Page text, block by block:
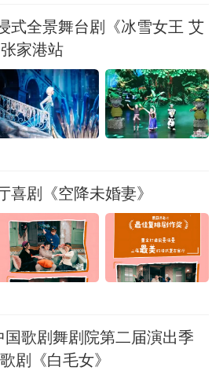
式全景舞台剧《冰雪女王 艾
家港站
喜剧《空降未婚妻》
歌剧舞剧院第二届演出季
剧《白毛女》